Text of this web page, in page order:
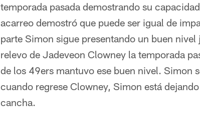
temporada pasada demostrando su
acarreo demostró que puede ser igual de
parte Simon sigue presentando un buen
relevo de Jadeveon Clowney la temporada
de los 49ers mantuvo ese buen nivel. Simon
cuando regrese Clowney, Simon está
cancha.